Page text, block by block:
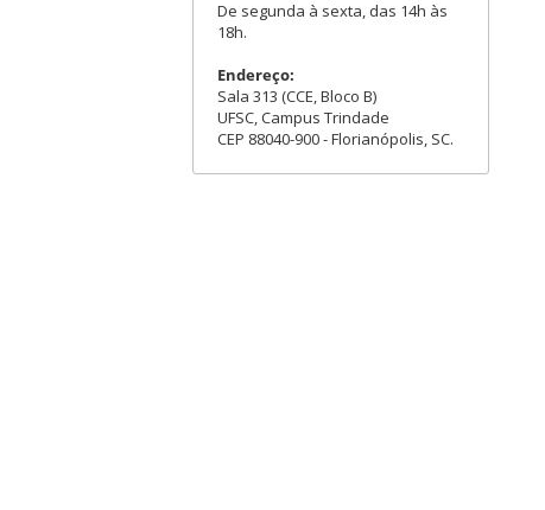
De segunda à sexta, das 14h às
18h.
Endereço:
Sala 313 (CCE, Bloco B)
UFSC, Campus Trindade
CEP 88040-900 - Florianópolis, SC.